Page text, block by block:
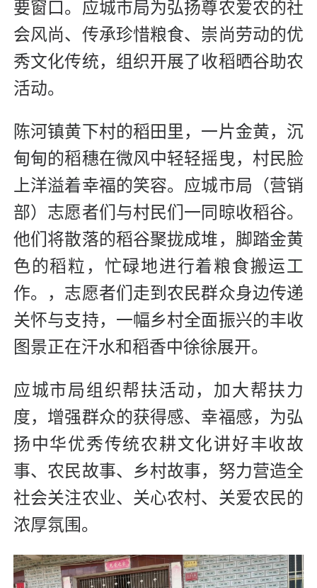
要窗口。应城市局为弘扬尊农爱农的社
会风尚、传承珍惜粮食、崇尚劳动的优
秀文化传统，组织开展了收稻晒谷助农
活动。
陈河镇黄下村的稻田里，一片金黄，沉
甸甸的稻穗在微风中轻轻摇曳，村民脸
上洋溢着幸福的笑容。应城市局（营销
部）志愿者们与村民们一同晾收稻谷。
他们将散落的稻谷聚拢成堆，脚踏金黄
色的稻粒，忙碌地进行着粮食搬运工
作。，志愿者们走到农民群众身边传递
关怀与支持，一幅乡村全面振兴的丰收
图景正在汗水和稻香中徐徐展开。
应城市局组织帮扶活动，加大帮扶力
度，增强群众的获得感、幸福感，为弘
扬中华优秀传统农耕文化讲好丰收故
事、农民故事、乡村故事，努力营造全
社会关注农业、关心农村、关爱农民的
浓厚氛围。